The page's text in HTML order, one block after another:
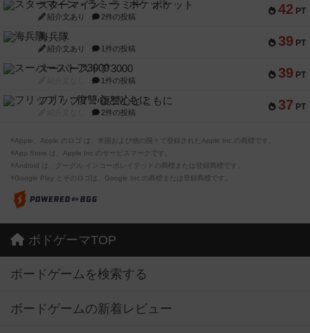
42 PT
スターマイン・ラミー ポケット
紹介文あり 2件の投稿
39 PT
海兵隊
紹介文あり 1件の投稿
39 PT
スーパーストア3000
1件の投稿
37 PT
フリップ７：復讐心とともに
2件の投稿
※Apple、Apple のロゴ は、米国および他の国々で登録されたApple Inc.の商標です。
※App Store は、Apple Inc.のサービスマークです。
※Android は、グーグル インコーポレイテッドの商標または登録商標です。
※Google Play とそのロゴは、Google Inc.の商標または登録商標です。
ボドゲーマTOP
ボードゲームを検索する
ボードゲームの新着レビュー